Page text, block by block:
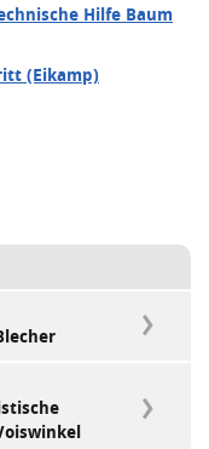
Hilfe Baum
(Eikamp)